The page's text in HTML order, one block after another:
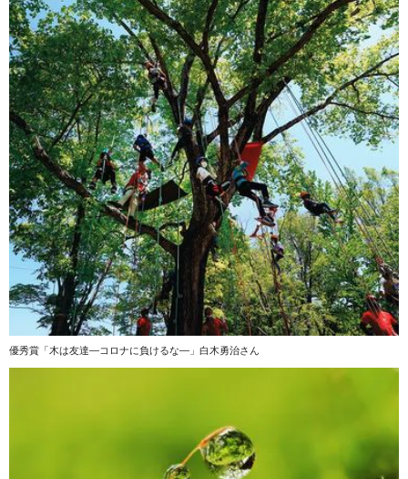
優秀賞「木は友達―コロナに負けるな―」白木勇治さん